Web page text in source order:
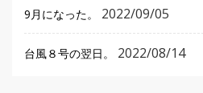
9月になった。 2022/09/05
台風８号の翌日。 2022/08/14